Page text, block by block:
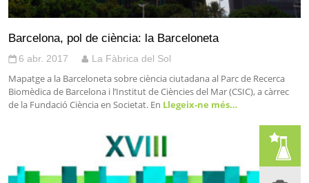
Barcelona, pol de ciència: la Barceloneta
6 abr. 2017 La Fàbrica del Sol
Mapatge a la Barceloneta sobre ciència ciutadana al Parc de Recerca
Biomèdica de Barcelona i l’Institut de Ciències del Mar (CSIC), a càrrec
de la Fundació Ciència en Societat. En Llegeix-ne més…